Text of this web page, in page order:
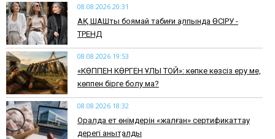
08.08.2026 20:31
АҚ ШАШты боямай табиғи қалпында ӨСІРУ -
ТРЕНД
08.08.2026 19:53
​«КӨППЕН КӨРГЕН ҰЛЫ ТОЙ»: көпке көзсіз еру ме,
көппен бірге болу ма?
08.08.2026 18:32
Оралда ет өнімдерін «жалған» сертификаттау
дерегі анықталды